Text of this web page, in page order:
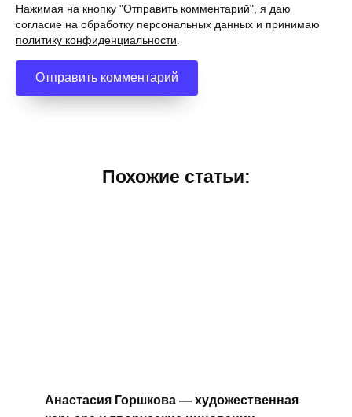
Нажимая на кнопку "Отправить комментарий", я даю
согласие на обработку персональных данных и принимаю
политику конфиденциальности
Похожие статьи:
Анастасия Горшкова — художественная